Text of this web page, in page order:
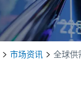
市场资讯
全球供